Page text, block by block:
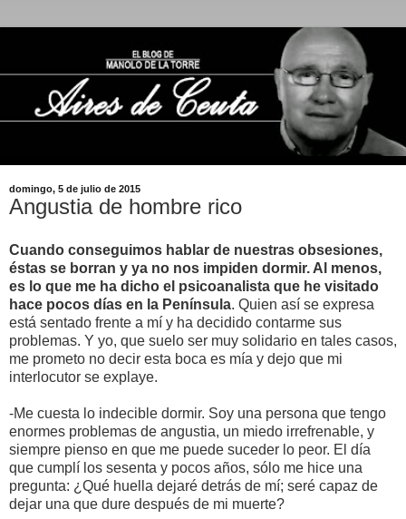
domingo, 5 de julio de 2015
Angustia de hombre rico
Cuando conseguimos hablar de nuestras obsesiones,
éstas se borran y ya no nos impiden dormir. Al menos,
es lo que me ha dicho el psicoanalista que he visitado
hace pocos días en la Península. Quien así se expresa
está sentado frente a mí y ha decidido contarme sus
problemas. Y yo, que suelo ser muy solidario en tales casos,
me prometo no decir esta boca es mía y dejo que mi
interlocutor se explaye.
-Me cuesta lo indecible dormir. Soy una persona que tengo
enormes problemas de angustia, un miedo irrefrenable, y
siempre pienso en que me puede suceder lo peor. El día
que cumplí los sesenta y pocos años, sólo me hice una
pregunta: ¿Qué huella dejaré detrás de mí; seré capaz de
dejar una que dure después de mi muerte?